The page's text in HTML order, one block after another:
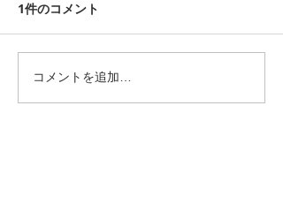
「涼の器展」
1件のコメント
コメントを追加…